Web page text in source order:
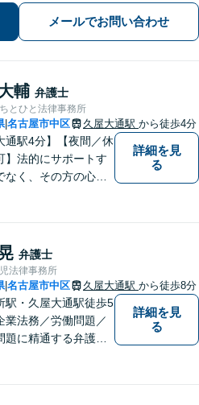
らのご相談可
メールでお問い合わせ
輔 弁護士
とひと法律事務所
|名古屋市中区 久屋大通駅 から徒歩4分
通駅4分】【夜間／休
】法的にサポートす
なく、その方の心に
【地域に根ざした弁
婚問題／相続問題／
など幅広い法律トラ
応。
詳細を見
る
弁護士
法律事務所
|名古屋市中区 久屋大通駅 から徒歩8分
駅・久屋大通駅徒歩5
業法務／労働問題／
題に精通する弁護
詳細を見
る